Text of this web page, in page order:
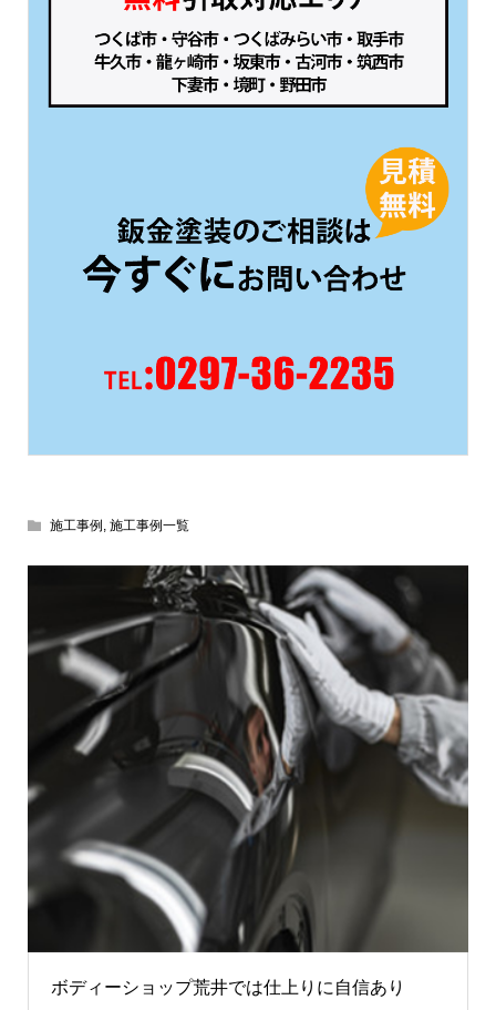
施工事例 , 施工事例一覧
ボディーショップ荒井では仕上りに自信あり